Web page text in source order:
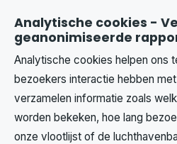
Analytische cookies -
geanonimiseerde
Analytische cookies helpen ons
bezoekers interactie hebben
verzamelen informatie zoals
worden bekeken, hoe lang
onze vlootlijst of de